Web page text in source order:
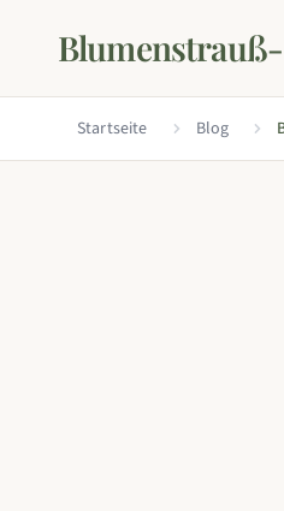
Blumenstrauß-
Startseite Blog